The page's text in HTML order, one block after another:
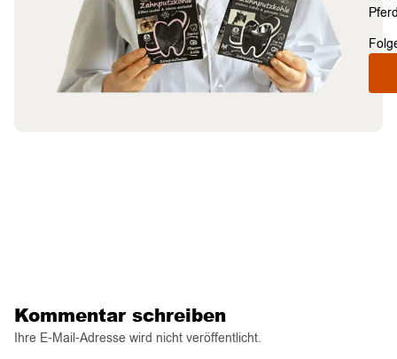
Kommentar schreiben
Ihre E-Mail-Adresse wird nicht veröffentlicht.